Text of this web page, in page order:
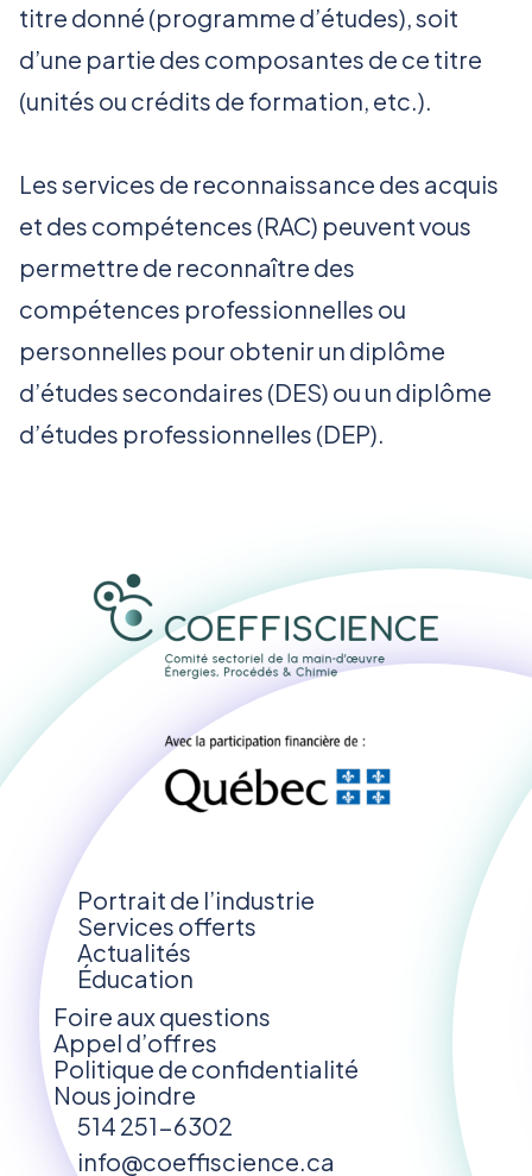
titre donné (programme d’études), soit
d’une partie des composantes de ce titre
(unités ou crédits de formation, etc.).
Les services de reconnaissance des acquis
et des compétences (RAC) peuvent vous
permettre de reconnaître des
compétences professionnelles ou
personnelles pour obtenir un diplôme
d’études secondaires (DES) ou un diplôme
d’études professionnelles (DEP).
Portrait de l’industrie
Services offerts
Actualités
Éducation
Foire aux questions
Appel d’offres
Politique de confidentialité
Nous joindre
514 251-6302
info@coeffiscience.ca